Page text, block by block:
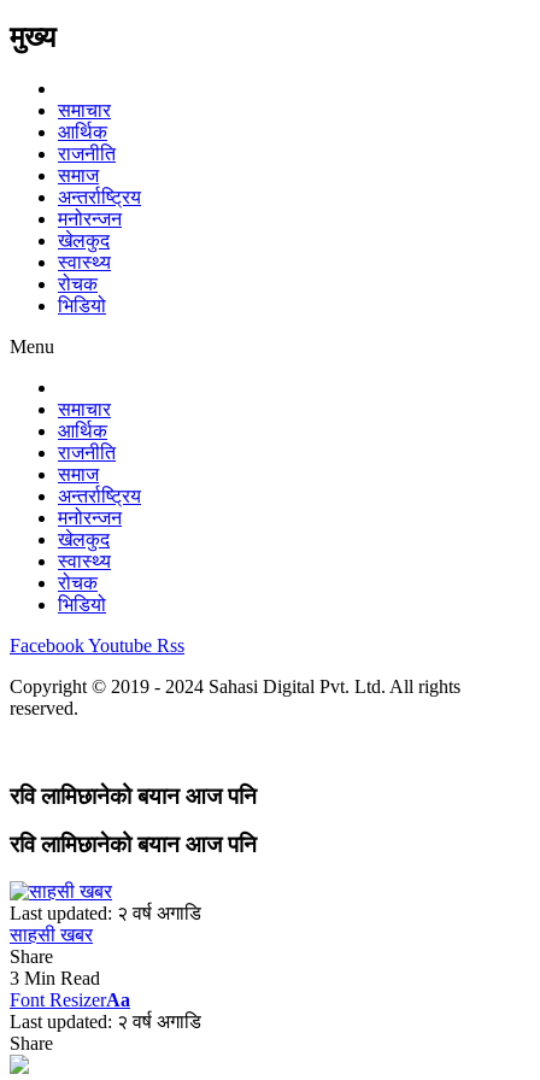
मुख्य
समाचार
आर्थिक
राजनीति
समाज
अन्तर्राष्ट्रिय
मनोरन्जन
खेलकुद
स्वास्थ्य
रोचक
भिडियो
Menu
समाचार
आर्थिक
राजनीति
समाज
अन्तर्राष्ट्रिय
मनोरन्जन
खेलकुद
स्वास्थ्य
रोचक
भिडियो
FacebookYoutube Rss
Copyright © 2019 - 2024 Sahasi Digital Pvt. Ltd. All rights
reserved.
रवि लामिछानेको बयान आज पनि
रवि लामिछानेको बयान आज पनि
Last updated: २ वर्ष अगाडि
साहसी खबर
Share
3 Min Read
Font ResizerAa
Last updated: २ वर्ष अगाडि
Share